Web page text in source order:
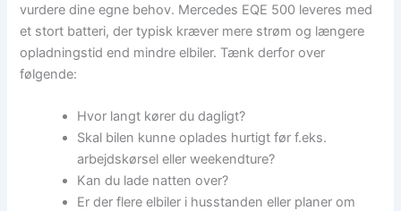
vurdere dine egne behov. Mercedes EQE 500 leveres med
et stort batteri, der typisk kræver mere strøm og længere
opladningstid end mindre elbiler. Tænk derfor over
følgende:
Hvor langt kører du dagligt?
Skal bilen kunne oplades hurtigt før f.eks.
arbejdskørsel eller weekendture?
Kan du lade natten over?
Er der flere elbiler i husstanden eller planer om